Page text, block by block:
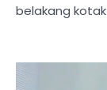
belakang kotak